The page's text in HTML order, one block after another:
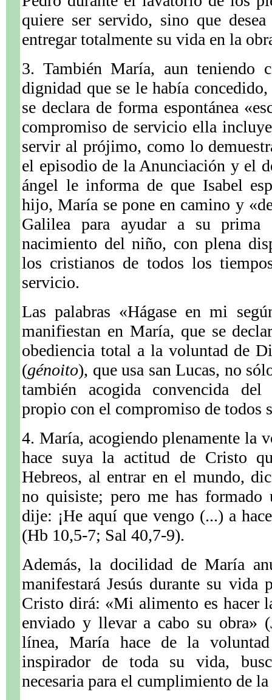
quiere ser servido, sino que
entregar totalmente su vida en la
3. También María, aun teniendo
dignidad que se le había
se declara de forma espontánea
compromiso de servicio ella
servir al prójimo, como lo
el episodio de la Anunciación y el
ángel le informa de que Isabel
hijo, María se pone en camino y
Galilea para ayudar a su prima
nacimiento del niño, con plena
los cristianos de todos los
servicio.
Las palabras «Hágase en mi
manifiestan en María, que se
obediencia total a la voluntad de
(génoito), que usa san Lucas, no
también acogida convencida
propio con el compromiso de todos
4. María, acogiendo plenamente la
hace suya la actitud de Cristo
Hebreos, al entrar en el mundo,
no quisiste; pero me has formado
dije: ¡He aquí que vengo (...) a
(Hb 10,5-7; Sal 40,7-9).
Además, la docilidad de María
manifestará Jesús durante su vida
Cristo dirá: «Mi alimento es hacer
enviado y llevar a cabo su obra»
línea, María hace de la
inspirador de toda su vida,
necesaria para el cumplimiento de